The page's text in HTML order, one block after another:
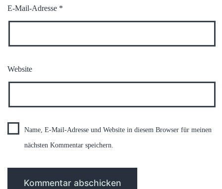
E-Mail-Adresse *
Website
Name, E-Mail-Adresse und Website in diesem Browser für meinen
nächsten Kommentar speichern.